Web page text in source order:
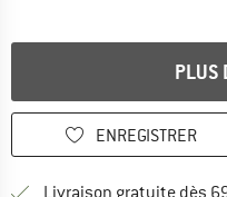
PLUS
ENREGISTRER